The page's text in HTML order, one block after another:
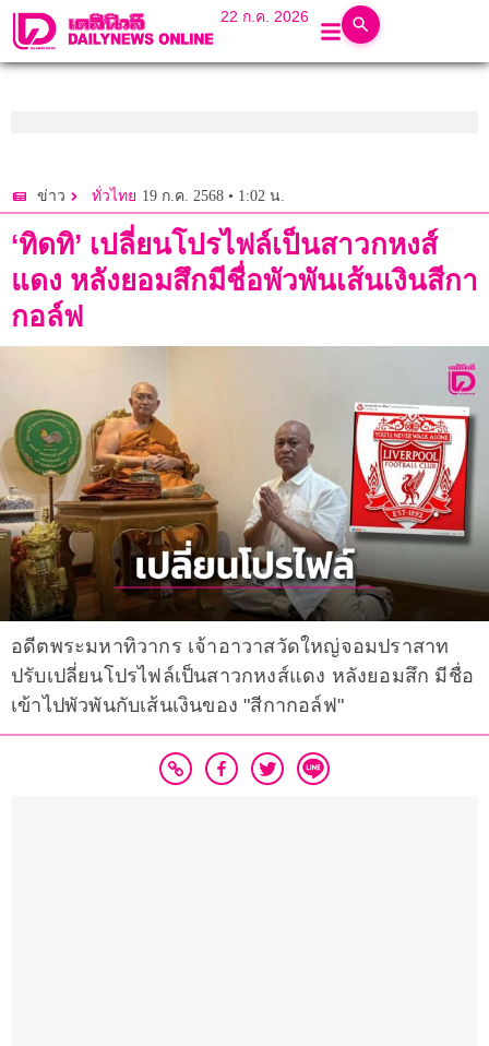
22 ก.ค. 2026
ข่าว ทั่วไทย 19 ก.ค. 2568 • 1:02 น.
‘ทิดทิ’ เปลี่ยนโปรไฟล์เป็นสาวกหงส์
แดง หลังยอมสึกมีชื่อพัวพันเส้นเงินสีกา
กอล์ฟ
อดีตพระมหาทิวากร เจ้าอาวาสวัดใหญ่จอมปราสาท
ปรับเปลี่ยนโปรไฟล์เป็นสาวกหงส์แดง หลังยอมสึก มีชื่อ
เข้าไปพัวพันกับเส้นเงินของ "สีกากอล์ฟ"